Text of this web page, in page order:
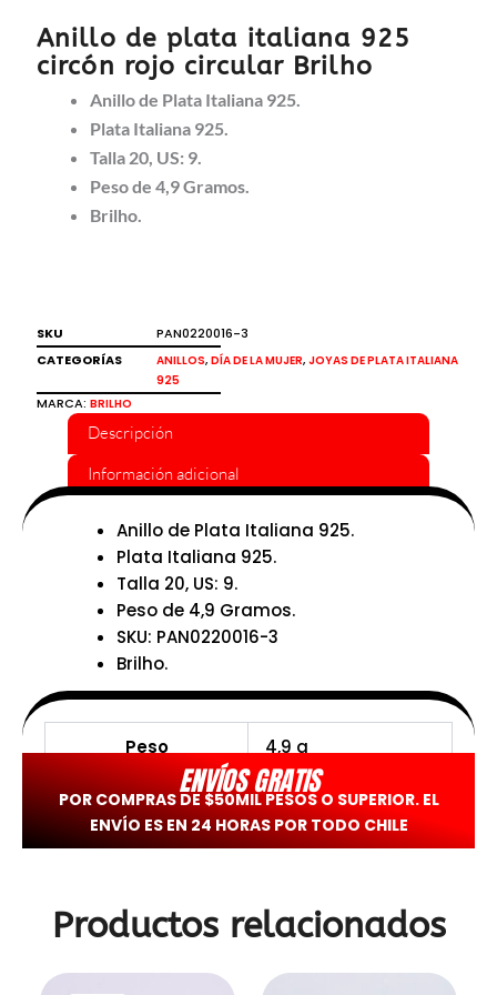
Anillo de plata italiana 925
circón rojo circular Brilho
Anillo de Plata Italiana 925.
Plata Italiana 925.
Talla 20, US: 9.
Peso de 4,9 Gramos.
Brilho.
SKU
PAN0220016-3
CATEGORÍAS
ANILLOS, DÍA DE LA MUJER, JOYAS DE PLATA ITALIANA
925
MARCA: BRILHO
Descripción
Información adicional
Anillo de Plata Italiana 925.
Plata Italiana 925.
Talla 20, US: 9.
Peso de 4,9 Gramos.
SKU: PAN0220016-3
Brilho.
Peso 4,9 g
ENVÍOS GRATIS
POR COMPRAS DE $50MIL PESOS O SUPERIOR. EL
ENVÍO ES EN 24 HORAS POR TODO CHILE
Productos relacionados
El